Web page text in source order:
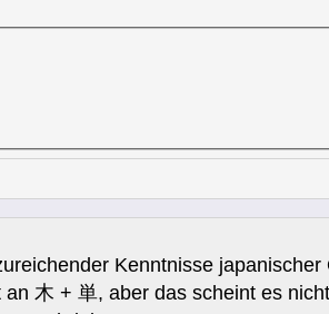
Kenntnisse
木 + 単, aber das scheint es